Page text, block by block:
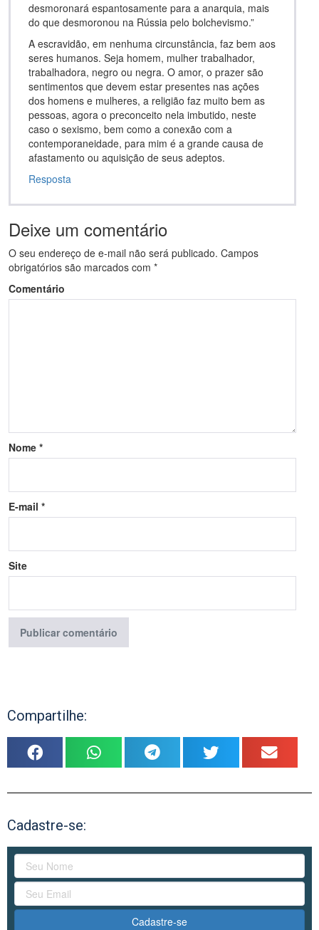
desmoronará espantosamente para a anarquia, mais
do que desmoronou na Rússia pelo bolchevismo.”
A escravidão, em nenhuma circunstância, faz bem aos
seres humanos. Seja homem, mulher trabalhador,
trabalhadora, negro ou negra. O amor, o prazer são
sentimentos que devem estar presentes nas ações
dos homens e mulheres, a religião faz muito bem as
pessoas, agora o preconceito nela imbutido, neste
caso o sexismo, bem como a conexão com a
contemporaneidade, para mim é a grande causa de
afastamento ou aquisição de seus adeptos.
Resposta
Deixe um comentário
O seu endereço de e-mail não será publicado. Campos
obrigatórios são marcados com *
Comentário
Nome *
E-mail *
Site
Compartilhe:
Cadastre-se:
Cadastre-se